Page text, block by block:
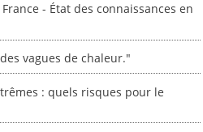
- État des connaissances en
vagues de chaleur."
: quels risques pour le